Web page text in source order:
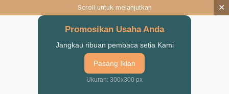
Scroll untuk melanjutkan ×
Promosikan Usaha Anda
Jangkau ribuan pembaca setia Kami
Pasang Iklan
Ukuran: 300x300 px